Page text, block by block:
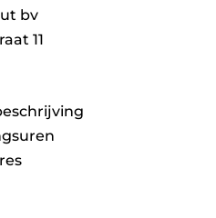
bv
11